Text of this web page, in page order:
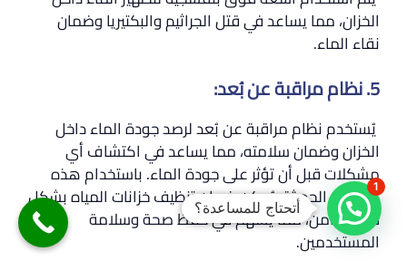
الخزان، مما يساعد في قتل الجراثيم والبكتيريا وضمان
نقاء الماء.
5. نظام مراقبة عن بُعد:
يُستخدم نظام مراقبة عن بُعد لرصد جودة الماء داخل
الخزان وضمان سلامته، مما يساعد في اكتشاف أي
مشكلات قبل أن تؤثر على جودة الماء. باستخدام هذه
التقنيات الحديثة، يُمكن ضمان تنظيف خزانات المياه بشكل
فعال وآمن، مما يسهم في حفظ صحة وسلامة
المستخدمين.
أتحتاج للمساعدة؟
1